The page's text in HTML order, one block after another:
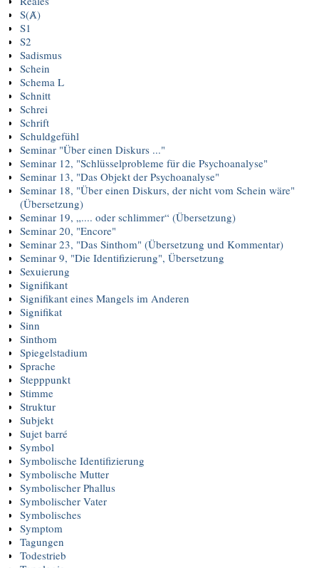
S(Ⱥ)
S1
S2
Sadismus
Schein
Schema L
Schnitt
Schrei
Schrift
Schuldgefühl
Seminar "Über einen Diskurs ..."
Seminar 12, "Schlüsselprobleme für die Psychoanalyse"
Seminar 13, "Das Objekt der Psychoanalyse"
Seminar 18, "Über einen Diskurs, der nicht vom Schein wäre"
(Übersetzung)
Seminar 19, „.... oder schlimmer“ (Übersetzung)
Seminar 20, "Encore"
Seminar 23, "Das Sinthom" (Übersetzung und Kommentar)
Seminar 9, "Die Identifizierung", Übersetzung
Sexuierung
Signifikant
Signifikant eines Mangels im Anderen
Signifikat
Sinn
Sinthom
Spiegelstadium
Sprache
Stepppunkt
Stimme
Struktur
Subjekt
Sujet barré
Symbol
Symbolische Identifizierung
Symbolische Mutter
Symbolischer Phallus
Symbolischer Vater
Symbolisches
Symptom
Tagungen
Todestrieb